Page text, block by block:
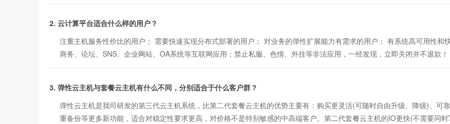
2. 云计算平台适合什么样的用户？
注重主机服务性价比的用户； 需要快速实现分布式部署的用户； 对业务的弹性扩展能力有需求的用户； 有系统高可用性
商务、论坛、SNS、企业网站、OA系统等互联网应用；禁止私服、色情、外挂等非法应用，一经发现，立即关闭并不退款！
3. 弹性云主机与套餐云主机有什么不同，分别适合于什么客户群？
弹性云主机是我司研发的第三代云主机系统，比第二代套餐云主机的优势主要有：购买更灵活(可随时自由升级、降级)、可
重备份等更多新功能，适合对稳定性要求更高，对价格不是特别敏感的中高端客户。第二代套餐云主机的IO更快(不需要同